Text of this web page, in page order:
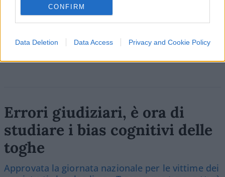
CONFIRM
Data Deletion Data Access Privacy and Cookie Policy
Vai all'archivio delle vignette
Errori giudiziari, è ora di
studiare i bias cognitivi delle
toghe
Approvata la giornata nazionale per le vittime dei